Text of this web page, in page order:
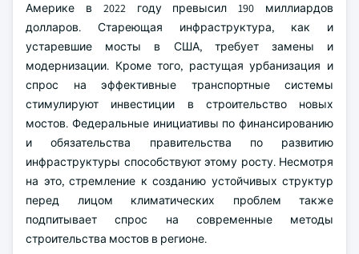
Америке в 2022 году превысил 190 миллиардов
долларов. Стареющая инфраструктура, как и
устаревшие мосты в США, требует замены и
модернизации. Кроме того, растущая урбанизация и
спрос на эффективные транспортные системы
стимулируют инвестиции в строительство новых
мостов. Федеральные инициативы по финансированию
и обязательства правительства по развитию
инфраструктуры способствуют этому росту. Несмотря
на это, стремление к созданию устойчивых структур
перед лицом климатических проблем также
подпитывает спрос на современные методы
строительства мостов в регионе.